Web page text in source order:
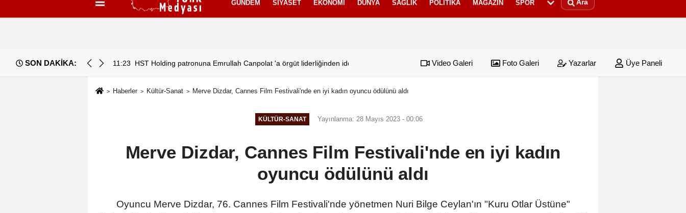
İletişim Çerez Politikası
GÜNDEM SIYASET EKONOMI DÜNYA SAĞLIK POLITIKA MAGAZIN SPOR Ara
SON DAKİKA:
REKORU KIRILDI 433 BİN 520 KİŞİ VAR!
11:23 HST Holding patronuna Emrullah Canpolat 'a örgüt liderliğinden iddianame hazırlandı.. Tüm malvarlığına el konuldu
Tasarruf finansman şirketlerine sınırlama geldi 00:34
Video Galeri Foto Galeri Yazarlar Üye Paneli
Haberler Kültür-Sanat Merve Dizdar, Cannes Film Festivali'nde en iyi kadın oyuncu ödülünü aldı
KÜLTÜR-SANAT Yayınlanma: 28 Mayıs 2023 - 00:06
Merve Dizdar, Cannes Film Festivali'nde en iyi kadın
oyuncu ödülünü aldı
Oyuncu Merve Dizdar, 76. Cannes Film Festivali'nde yönetmen Nuri Bilge Ceylan'ın "Kuru Otlar Üstüne"